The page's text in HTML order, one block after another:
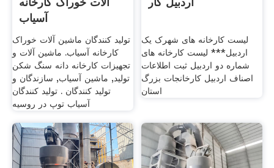
آسیاب
تولید کنندگان ماشین آلات خوراک
کارخانه آسیاب. ماشین آلات و
تجهیزات کارخانه دانه سنگ شکن
تولید, ماشین آسیاب, سازندگان و
تولید کنندگان . تولید کنندگان
آسیاب توپ در روسیه
لیست کارخانه های شهرک یک
اردبیل*** لیست کارخانه های
شماره دو اردبیل ثبت اطلاعات
اصناف اردبیل کارخانجات بزرگ
استان